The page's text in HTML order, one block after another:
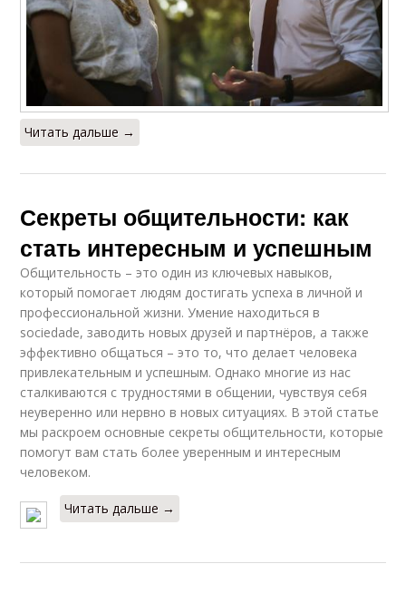
Читать дальше →
Секреты общительности: как
стать интересным и успешным
Общительность – это один из ключевых навыков,
который помогает людям достигать успеха в личной и
профессиональной жизни. Умение находиться в
sociedadе, заводить новых друзей и партнёров, а также
эффективно общаться – это то, что делает человека
привлекательным и успешным. Однако многие из нас
сталкиваются с трудностями в общении, чувствуя себя
неуверенно или нервно в новых ситуациях. В этой статье
мы раскроем основные секреты общительности, которые
помогут вам стать более уверенным и интересным
человеком.
Читать дальше →